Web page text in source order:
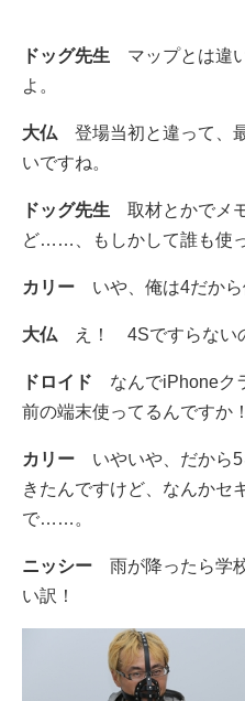
ドッグ先生 マップとは違
よ。
大仏 登場当初と違って、
いですね。
ドッグ先生 取材とかでメ
ど……、もしかして誰も使
カリー いや、俺は4だから
大仏 え！ 4Sですらない
ドロイド なんでiPhoneク
前の端末使ってるんですか！
カリー いやいや、だから5
きたんですけど、なんかセ
で……。
ニッシー 雨が降ったら学
い訳！